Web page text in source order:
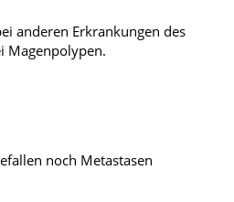
anderen Erkrankungen des
Magenpolypen.
noch Metastasen